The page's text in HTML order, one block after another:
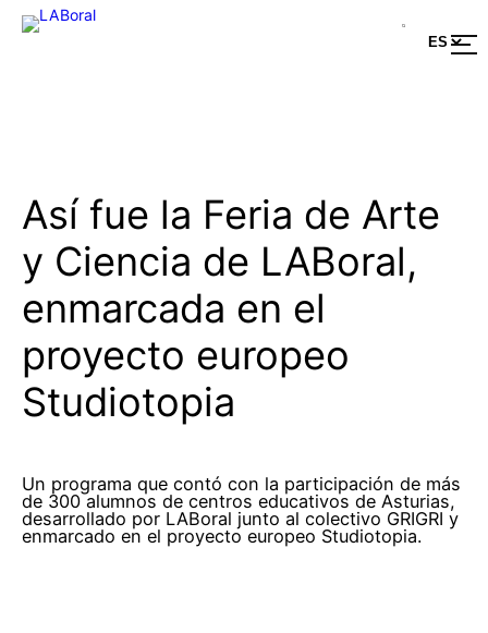
Saltar
Así fue la Feria de Arte
y Ciencia de LABoral,
enmarcada en el
proyecto europeo
Studiotopia
Un programa que contó con la participación de más
de 300 alumnos de centros educativos de Asturias,
desarrollado por LABoral junto al colectivo GRIGRI y
enmarcado en el proyecto europeo Studiotopia.